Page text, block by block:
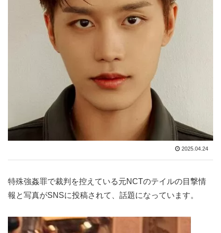
2025.04.24
特殊強姦罪で裁判を控えている元NCTのテイルの目撃情
報と写真がSNSに投稿されて、話題になっています。